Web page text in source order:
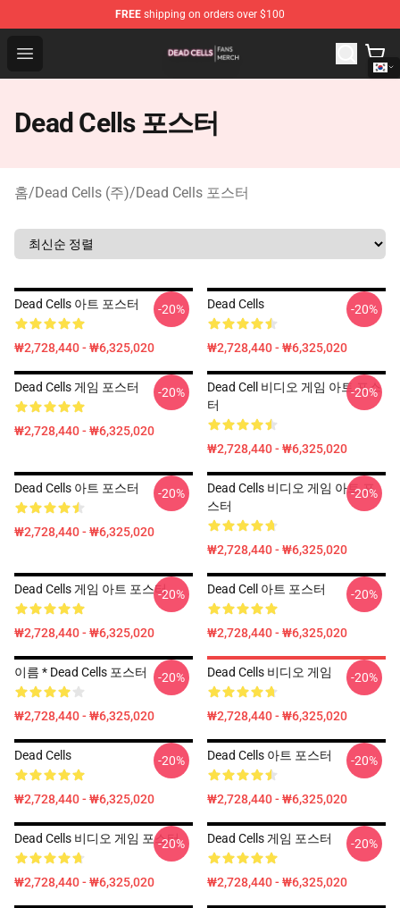
FREE shipping on orders over $100
Open menu
Dead Cells Shop - Official Dead Cells Merchandise Store
Dead Cells 포스터
홈/Dead Cells (주)/Dead Cells 포스터
Dead Cells 아트 포스터
₩2,728,440 - ₩6,325,020
-20% Dead Cells
₩2,728,440 - ₩6,325,020
-20%
Dead Cells 게임 포스터
₩2,728,440 - ₩6,325,020
-20%
Dead Cell 비디오 게임 아트 포스
터
₩2,728,440 - ₩6,325,020
-20%
Dead Cells 아트 포스터
₩2,728,440 - ₩6,325,020
-20%
Dead Cells 비디오 게임 아트 포
스터
₩2,728,440 - ₩6,325,020
-20%
Dead Cells 게임 아트 포스터
₩2,728,440 - ₩6,325,020
-20% Dead Cell 아트 포스터
₩2,728,440 - ₩6,325,020
-20%
이름 * Dead Cells 포스터
₩2,728,440 - ₩6,325,020
-20% Dead Cells 비디오 게임
₩2,728,440 - ₩6,325,020
-20%
Dead Cells
₩2,728,440 - ₩6,325,020
-20% Dead Cells 아트 포스터
₩2,728,440 - ₩6,325,020
-20%
Dead Cells 비디오 게임 포스터
₩2,728,440 - ₩6,325,020
-20% Dead Cells 게임 포스터
₩2,728,440 - ₩6,325,020
-20%